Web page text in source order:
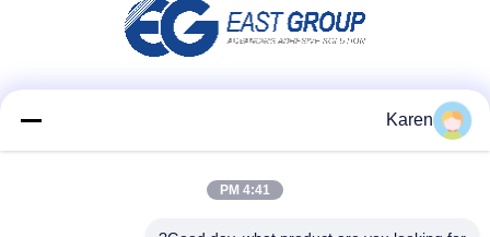
Karen
4:41 PM